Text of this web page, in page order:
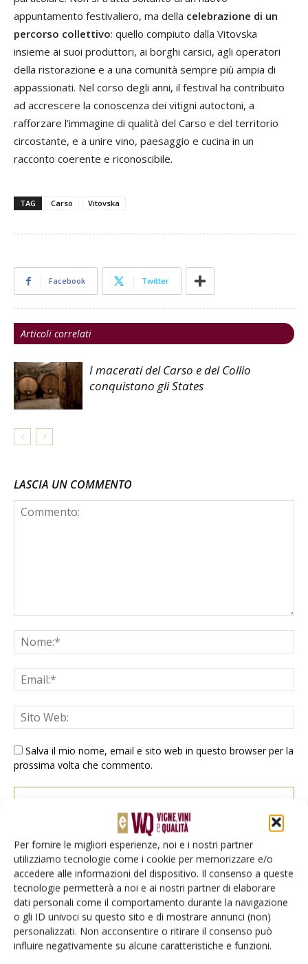
Per fornire le migliori esperienze, noi e i nostri partner
utilizziamo tecnologie come i cookie per memorizzare e/o
accedere alle informazioni del dispositivo. Il consenso a queste
tecnologie permetterà a noi e ai nostri partner di elaborare
dati personali come il comportamento durante la navigazione
o gli ID univoci su questo sito e di mostrare annunci (non)
personalizzati. Non acconsentire o ritirare il consenso può
influire negativamente su alcune caratteristiche e funzioni.
appuntamento festivaliero, ma della celebrazione di un
percorso collettivo: quello compiuto dalla Vitovska
insieme ai suoi produttori, ai borghi carsici, agli operatori
della ristorazione e a una comunità sempre più ampia di
appassionati. Nel corso degli anni, il festival ha contribuito
ad accrescere la conoscenza dei vitigni autoctoni, a
rafforzare l’immagine di qualità del Carso e del territorio
circostante, e a unire vino, paesaggio e cucina in un
racconto coerente e riconoscibile.
TAG Carso Vitovska
Facebook Twitter
Articoli correlati
I macerati del Carso e del Collio
conquistano gli States
LASCIA UN COMMENTO
Salva il mio nome, email e sito web in questo browser per la
prossima volta che commento.
E-magazine
Tecniche, prodotti e servizi dalle aziende